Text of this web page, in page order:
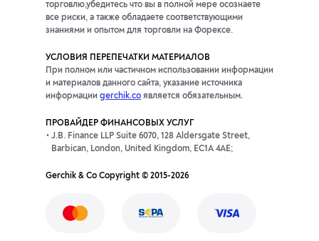
торговлю,убедитесь что вы в полной мере осознаете
все риски, а также обладаете соответствующими
знаниями и опытом для торговли на Форексе.
УСЛОВИЯ ПЕРЕПЕЧАТКИ МАТЕРИАЛОВ
При полном или частичном использовании информации
и материалов данного сайта, указание источника
информации gerchik.co является обязательным.
ПРОВАЙДЕР ФИНАНСОВЫХ УСЛУГ
J.B. Finance LLP Suite 6070, 128 Aldersgate Street,
Barbican, London, United Kingdom, EC1A 4AE;
Gerchik & Co Copyright © 2015-2026